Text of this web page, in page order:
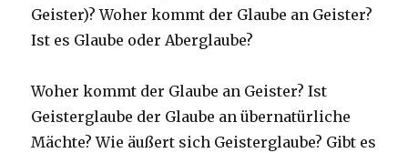
Geister)? Woher kommt der Glaube an Geister?
Ist es Glaube oder Aberglaube?
Woher kommt der Glaube an Geister? Ist
Geisterglaube der Glaube an übernatürliche
Mächte? Wie äußert sich Geisterglaube? Gibt es